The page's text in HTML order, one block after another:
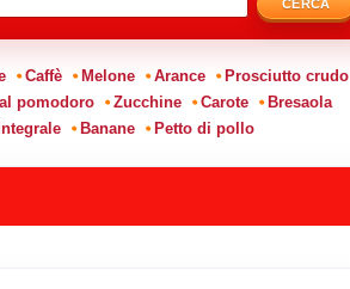
CERCA
Caffè Melone Arance
Prosciutto crudo
pomodoro Zucchine Carote
Bresaola
Banane Petto di pollo